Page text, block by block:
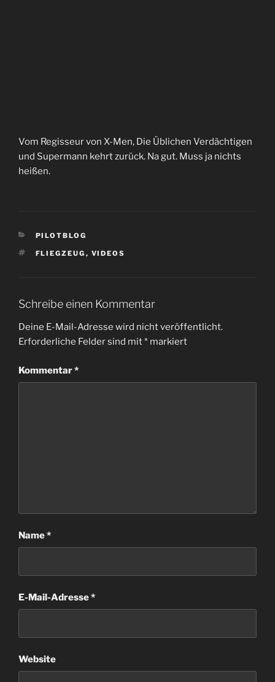
Vom Regisseur von X-Men, Die Üblichen Verdächtigen
und Supermann kehrt zurück. Na gut. Muss ja nichts
heißen.
KATEGORIEN
PILOTBLOG
SCHLAGWÖRTER
FLIEGZEUG , VIDEOS
Schreibe einen Kommentar
Deine E-Mail-Adresse wird nicht veröffentlicht.
Erforderliche Felder sind mit* markiert
Kommentar*
Name*
E-Mail-Adresse*
Website